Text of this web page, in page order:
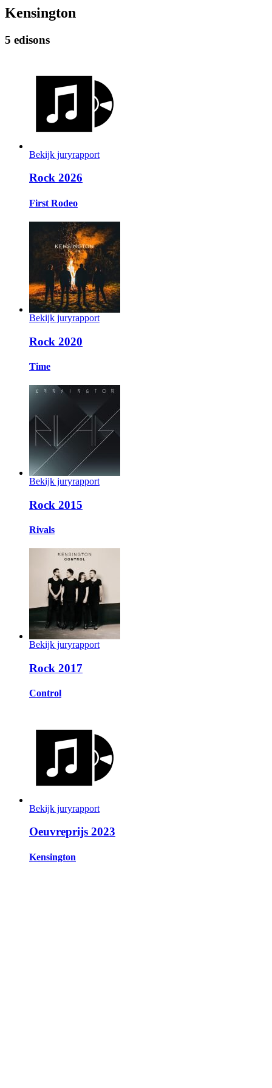
Kensington
5 edisons
Bekijk juryrapport
Rock 2026
First Rodeo
Bekijk juryrapport
Rock 2020
Time
Bekijk juryrapport
Rock 2015
Rivals
Bekijk juryrapport
Rock 2017
Control
Bekijk juryrapport
Oeuvreprijs 2023
Kensington